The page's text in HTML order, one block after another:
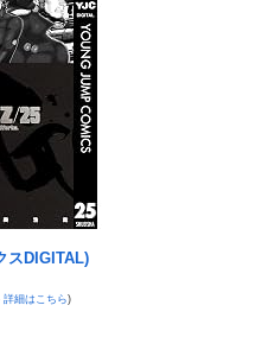
買えって言われた」親「いく
像が公開される。当然のよう
た。自分が死ぬことを想定し
クスダバン」が日本初上陸→東
いるコインロッカーが散見、
クスダバン」が日本初上陸→東
いるコインロッカーが散見、
てみると……
＆喫煙スタイルで対応してし
ん」→実態は2881億円の債務
スDIGITAL)
詳細はこちら)